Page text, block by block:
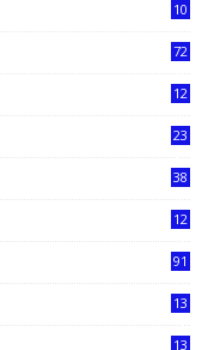
10
72
12
23
38
12
91
13
13